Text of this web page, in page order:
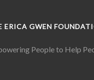
ERICA GWEN
People to Help